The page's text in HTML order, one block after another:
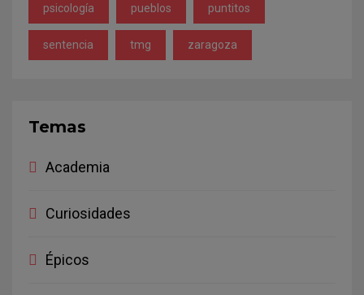
psicología pueblos puntitos
sentencia tmg zaragoza
Temas
Academia
Curiosidades
Épicos